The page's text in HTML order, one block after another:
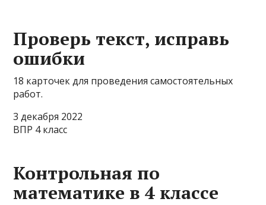
Проверь текст, исправь
ошибки
18 карточек для проведения самостоятельных
работ.
3 декабря 2022
ВПР 4 класс
Контрольная по
математике в 4 классе